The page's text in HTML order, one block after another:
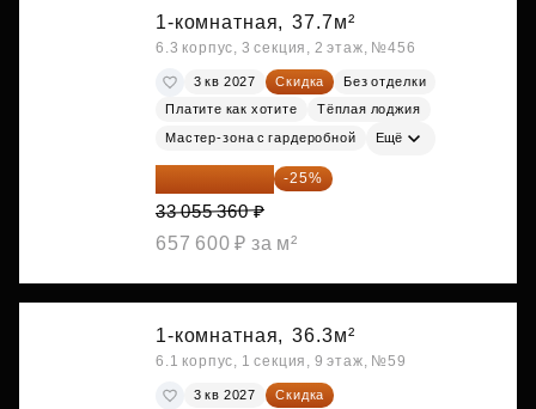
1-комнатная, 37.7м²
6.3 корпус, 3 секция, 2 этаж, №456
3 кв 2027 Скидка
Без отделки
Платите как хотите
Тёплая лоджия
Мастер-зона с гардеробной Ещё
24 791 520 ₽ -25%
33 055 360 ₽
657 600 ₽ за м²
1-комнатная, 36.3м²
6.1 корпус, 1 секция, 9 этаж, №59
3 кв 2027
Скидка